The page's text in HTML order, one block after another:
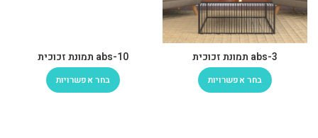
abs-3 תמונת זכוכית
בחר אפשרויות
abs-10 תמונת זכוכית
בחר אפשרויות